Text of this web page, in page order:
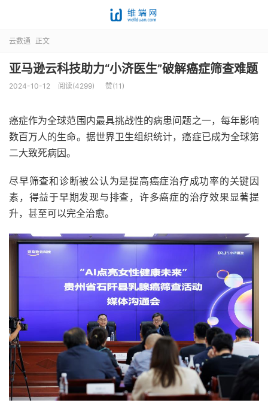
云数通 正文
亚马逊云科技助力“小济医生”破解癌症筛查难题
2024-10-12 阅读(4299) 赞(11 )
癌症作为全球范围内最具挑战性的病患问题之一，每年影响
数百万人的生命。据世界卫生组织统计，癌症已成为全球第
二大致死病因。
尽早筛查和诊断被公认为是提高癌症治疗成功率的关键因
素，得益于早期发现与排查，许多癌症的治疗效果显著提
升，甚至可以完全治愈。